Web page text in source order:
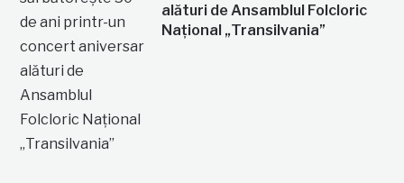
alături de Ansamblul Folcloric
Național „Transilvania”